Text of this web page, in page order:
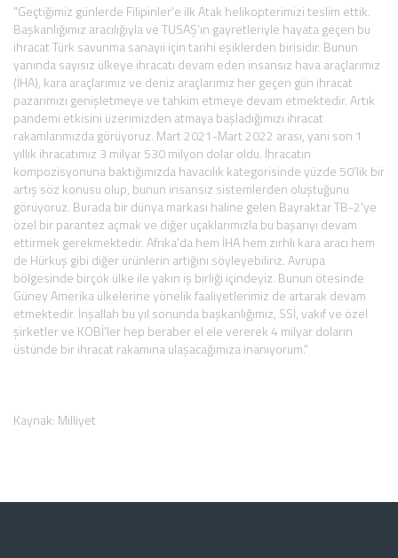
"Geçtiğimiz günlerde Filipinler'e ilk Atak helikopterimizi teslim ettik.
Başkanlığımız aracılığıyla ve TUSAŞ’ın gayretleriyle hayata geçen bu
ihracat Türk savunma sanayii için tarihi eşiklerden birisidir. Bunun
yanında sayısız ülkeye ihracatı devam eden insansız hava araçlarımız
(İHA), kara araçlarımız ve deniz araçlarımız her geçen gün ihracat
pazarımızı genişletmeye ve tahkim etmeye devam etmektedir. Artık
pandemi etkisini üzerimizden atmaya başladığımızı ihracat
rakamlarımızda görüyoruz. Mart 2021-Mart 2022 arası, yani son 1
yıllık ihracatımız 3 milyar 530 milyon dolar oldu. İhracatın
kompozisyonuna baktığımızda havacılık kategorisinde yüzde 50'lik bir
artış söz konusu olup, bunun insansız sistemlerden oluştuğunu
görüyoruz. Burada bir dünya markası haline gelen Bayraktar TB-2'ye
özel bir parantez açmak ve diğer uçaklarımızla bu başarıyı devam
ettirmek gerekmektedir. Afrika'da hem İHA hem zırhlı kara aracı hem
de Hürkuş gibi diğer ürünlerin artığını söyleyebiliriz. Avrupa
bölgesinde birçok ülke ile yakın iş birliği içindeyiz. Bunun ötesinde
Güney Amerika ülkelerine yönelik faaliyetlerimiz de artarak devam
etmektedir. İnşallah bu yıl sonunda başkanlığımız, SSİ, vakıf ve özel
şirketler ve KOBİ'ler hep beraber el ele vererek 4 milyar doların
üstünde bir ihracat rakamına ulaşacağımıza inanıyorum."
Kaynak: Milliyet